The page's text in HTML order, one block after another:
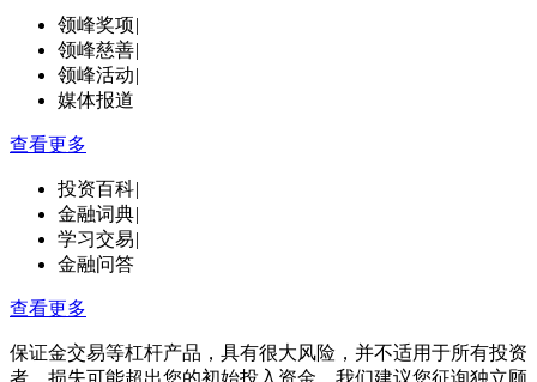
领峰奖项|
领峰慈善|
领峰活动|
媒体报道
查看更多
投资百科|
金融词典|
学习交易|
金融问答
查看更多
保证金交易等杠杆产品，具有很大风险，并不适用于所有投资
者。损失可能超出您的初始投入资金。我们建议您征询独立顾